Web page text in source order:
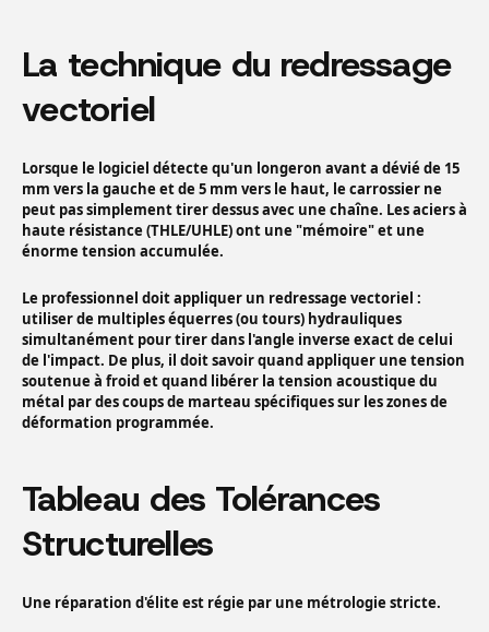
La technique du redressage
vectoriel
Lorsque le logiciel détecte qu'un longeron avant a dévié de 15
mm vers la gauche et de 5 mm vers le haut, le carrossier ne
peut pas simplement tirer dessus avec une chaîne. Les aciers à
haute résistance (THLE/UHLE) ont une "mémoire" et une
énorme tension accumulée.
Le professionnel doit appliquer un redressage vectoriel :
utiliser de multiples équerres (ou tours) hydrauliques
simultanément pour tirer dans l'angle inverse exact de celui
de l'impact. De plus, il doit savoir quand appliquer une tension
soutenue à froid et quand libérer la tension acoustique du
métal par des coups de marteau spécifiques sur les zones de
déformation programmée.
Tableau des Tolérances
Structurelles
Une réparation d'élite est régie par une métrologie stricte.